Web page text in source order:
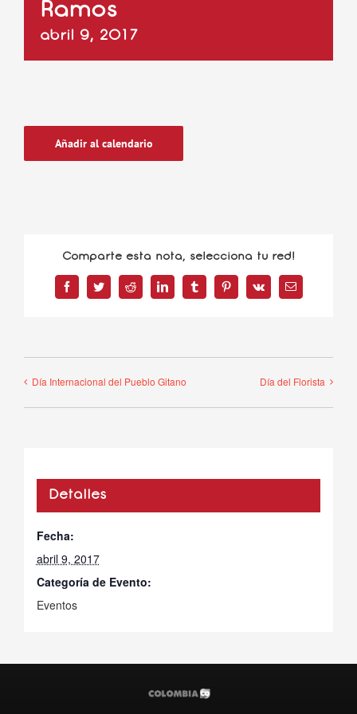
Ramos
abril 9, 2017
Añadir al calendario
Comparte esta nota, selecciona tu red!
FacebookTwitterReddit LinkedInTumblrPinterest
Vk
Correo
electrónico
Día Internacional del Pueblo Gitano Día del Florista
Detalles
Fecha:
abril 9, 2017
Categoría de Evento:
Eventos